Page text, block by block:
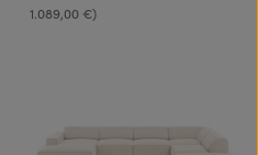
1.089,00 €)